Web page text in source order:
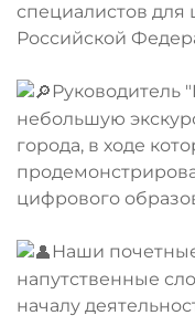
специалистов
Российской
Руководитель
небольшую
города, в ходе
цифрового
Наши
напутственные
началу